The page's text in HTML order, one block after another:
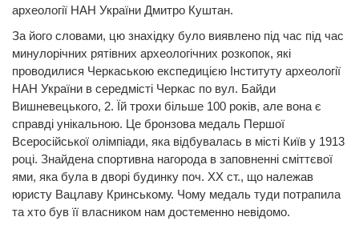
археології НАН України Дмитро Куштан.
За його словами, цю знахідку було виявлено під час під час
минулорічних рятівних археологічних розкопок, які
проводилися Черкаською експедицією Інституту археології
НАН України в середмісті Черкас по вул. Байди
Вишневецького, 2. Їй трохи більше 100 років, але вона є
справді унікальною. Це бронзова медаль Першої
Всеросійської олімпіади, яка відбувалась в місті Київ у 1913
році. Знайдена спортивна нагорода в заповненні сміттєвої
ями, яка була в дворі будинку поч. ХХ ст., що належав
юристу Вацлаву Кринському. Чому медаль туди потрапила
та хто був її власником нам достеменно невідомо.